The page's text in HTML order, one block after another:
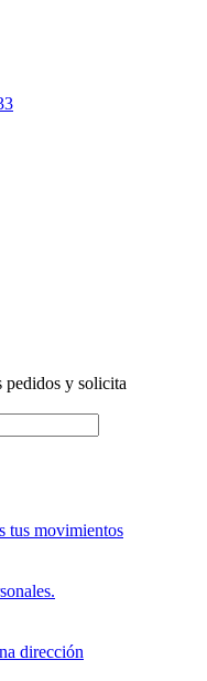
pedidos y solicita
tus movimientos
dirección